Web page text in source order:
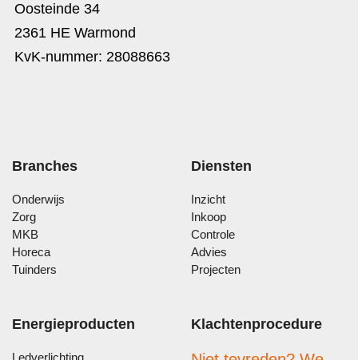
Oosteinde 34
2361 HE Warmond
KvK-nummer: 28088663
Branches
Onderwijs
Zorg
MKB
Horeca
Tuinders
Diensten
Inzicht
Inkoop
Controle
Advies
Projecten
Energieproducten Klachtenprocedure